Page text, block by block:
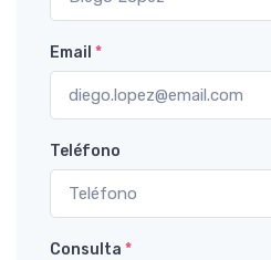
Email *
Teléfono
Consulta *